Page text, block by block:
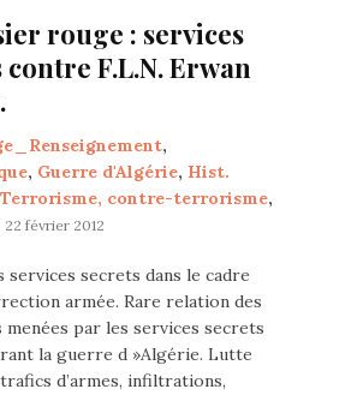
rouge : services
contre F.L.N. Erwan
,
, Guerre d'Algérie, Hist.
Terrorisme, contre-terrorisme,
22 février 2012
services secrets dans le cadre
armée. Rare relation des
par les services secrets
la guerre d »Algérie. Lutte
d’armes, infiltrations,